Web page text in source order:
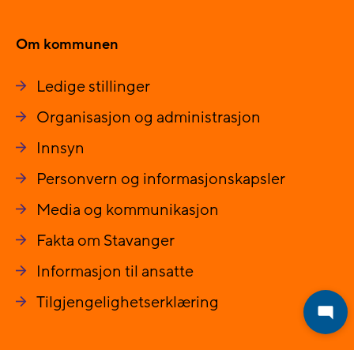
Om kommunen
Ledige stillinger
Organisasjon og administrasjon
Innsyn
Personvern og informasjonskapsler
Media og kommunikasjon
Fakta om Stavanger
Informasjon til ansatte
Tilgjengelighetserklæring